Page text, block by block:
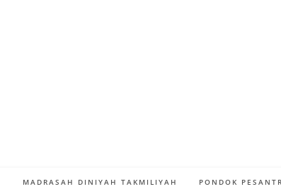
MADRASAH DINIYAH TAKMILIYAH PONDOK